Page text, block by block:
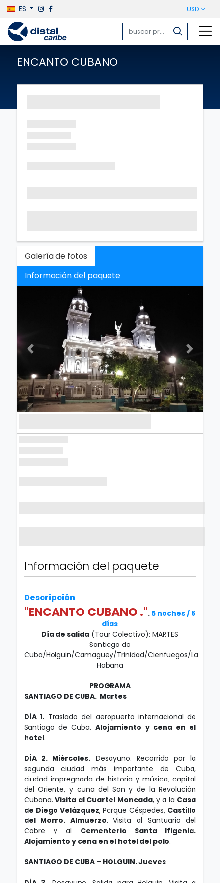
ES USD
ENCANTO CUBANO
Galería de fotos
Información del paquete
Previous Next
Información del paquete
Descripción
"ENCANTO CUBANO .". 5 noches / 6
días
Día de salida (Tour Colectivo): MARTES
Santiago de
Cuba/Holguin/Camaguey/Trinidad/Cienfuegos/La
Habana
PROGRAMA
SANTIAGO DE CUBA. Martes
DÍA 1. Traslado del aeropuerto internacional de
Santiago de Cuba.Alojamiento y cena en el
hotel.
DÍA 2. Miércoles. Desayuno. Recorrido por la
segunda ciudad más importante de Cuba,
ciudad impregnada de historia y música, capital
del Oriente, y cuna del Son y de la Revolución
Cubana.Visita al Cuartel Moncada, y a la Casa
de Diego Velázquez, Parque Céspedes, Castillo
del Morro. Almuerzo. Visita al Santuario del
Cobre y al Cementerio Santa Ifigenia.
Alojamiento y cena en el hotel del polo.
SANTIAGO DE CUBA – HOLGUIN. Jueves